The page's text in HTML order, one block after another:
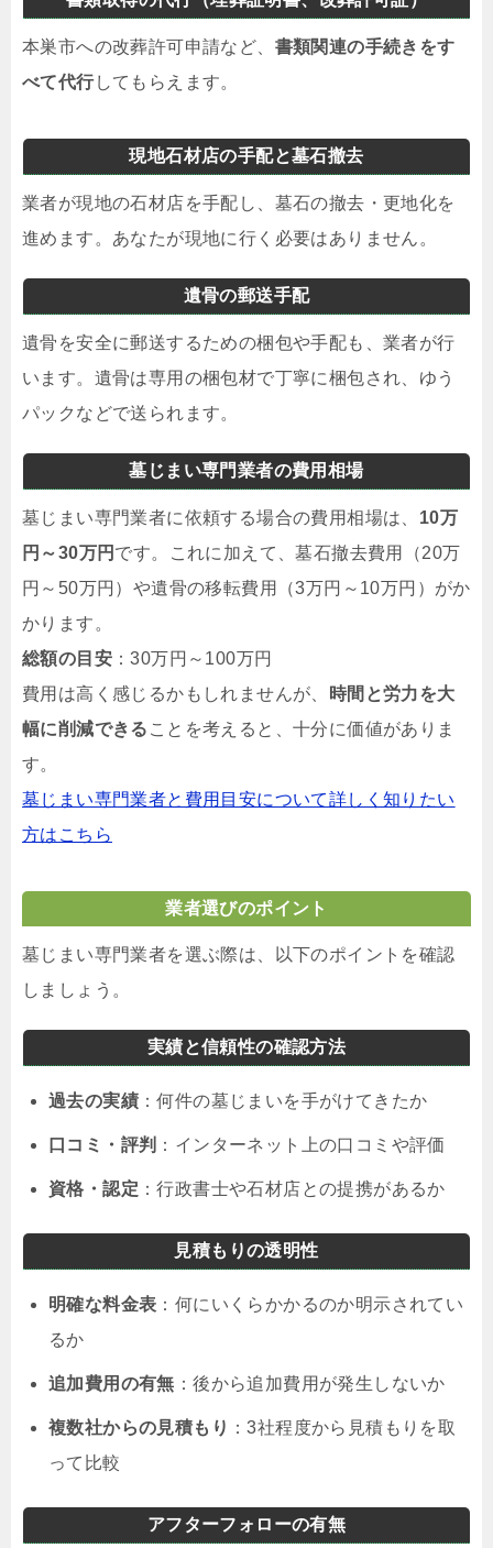
本巣市への改葬許可申請など、 書類関連の手続きをす
べて代行してもらえます。
現地石材店の手配と墓石撤去
業者が現地の石材店を手配し、墓石の撤去・更地化を
進めます。あなたが現地に行く必要はありません。
遺骨の郵送手配
遺骨を安全に郵送するための梱包や手配も、業者が行
います。遺骨は専用の梱包材で丁寧に梱包され、ゆう
パックなどで送られます。
墓じまい専門業者の費用相場
墓じまい専門業者に依頼する場合の費用相場は、 10万
円～30万円 です。これに加えて、墓石撤去費用（20万
円～50万円）や遺骨の移転費用（3万円～10万円）がか
かります。
総額の目安 ：30万円～100万円
費用は高く感じるかもしれませんが、
時間と労力を大
幅に削減できる ことを考えると、十分に価値がありま
す。
墓じまい専門業者と費用目安について詳しく知りたい
方はこちら
業者選びのポイント
墓じまい専門業者を選ぶ際は、以下のポイントを確認
しましょう。
実績と信頼性の確認方法
過去の実績 ：何件の墓じまいを手がけてきたか
口コミ・評判 ：インターネット上の口コミや評価
資格・認定 ：行政書士や石材店との提携があるか
見積もりの透明性
明確な料金表 ：何にいくらかかるのか明示されてい
るか
追加費用の有無 ：後から追加費用が発生しないか
複数社からの見積もり ：3社程度から見積もりを取
って比較
アフターフォローの有無